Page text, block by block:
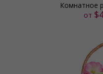
Комнатное
от